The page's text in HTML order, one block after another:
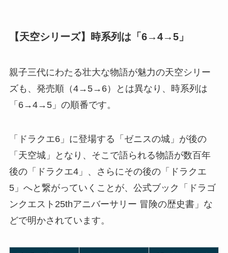
【天空シリーズ】時系列は「6→4→5」
親子三代にわたる壮大な物語が魅力の天空シリー
ズも、発売順（4→5→6）とは異なり、時系列は
「6→4→5」の順番です。
「ドラクエ6」に登場する「ゼニスの城」が後の
「天空城」となり、そこで語られる物語が数百年
後の「ドラクエ4」、さらにその後の「ドラクエ
5」へと繋がっていくことが、公式ブック「ドラゴ
ンクエスト25thアニバーサリー 冒険の歴史書」な
どで明かされています。